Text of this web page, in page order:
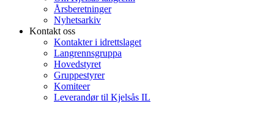
Årsberetninger
Nyhetsarkiv
Kontakt oss
Kontakter i idrettslaget
Langrennsgruppa
Hovedstyret
Gruppestyrer
Komiteer
Leverandør til Kjelsås IL